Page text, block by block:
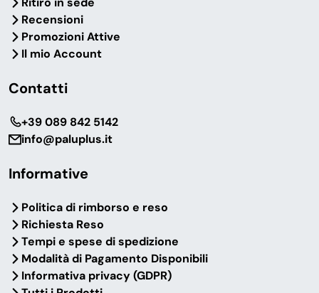
Recensioni
Promozioni Attive
Il mio Account
Contatti
‎+39 089 842 5142
info@paluplus.it
Informative
Politica di rimborso e reso
Richiesta Reso
Tempi e spese di spedizione
Modalità di Pagamento Disponibili
Informativa privacy (GDPR)